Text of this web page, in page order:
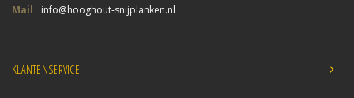
Mail
info@hooghout-snijplanken.nl
KLANTENSERVICE